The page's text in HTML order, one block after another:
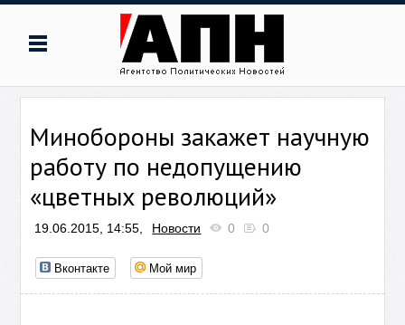
Минобороны закажет научную
работу по недопущению
«цветных революций»
19.06.2015, 14:55, Новости 0 0
Вконтакте Мой мир